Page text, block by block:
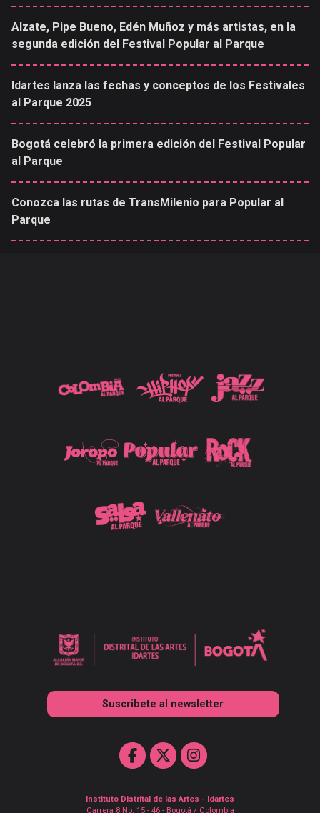
Alzate, Pipe Bueno, Edén Muñoz y más artistas, en la
segunda edición del Festival Popular al Parque
Idartes lanza las fechas y conceptos de los Festivales
al Parque 2025
Bogotá celebró la primera edición del Festival Popular
al Parque
Conozca las rutas de TransMilenio para Popular al
Parque
Instituto Distrital de las Artes - Idartes
Carrera 8 No. 15 - 46 - Bogotá / Colombia
Suscribete al newsletter